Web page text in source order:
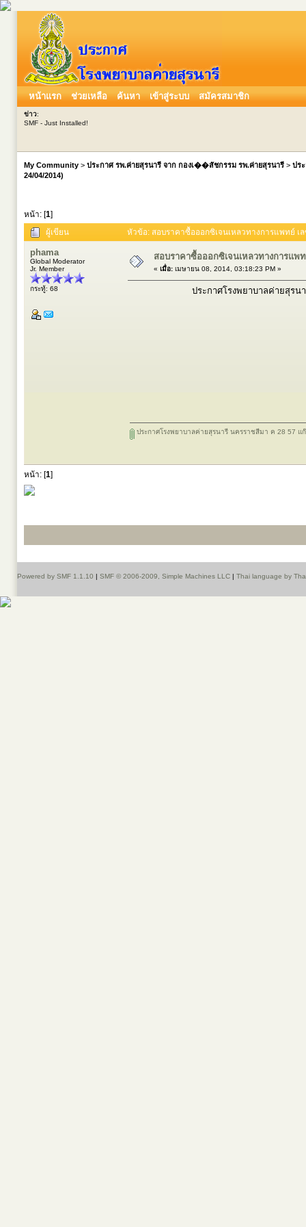
หน้าแรก ช่วยเหลือ ค้นหา เข้าสู่ระบบ สมัครสมาชิก
ข่าว:
SMF - Just Installed!
My Community > ประกาศ รพ.ค่ายสุรนารี จาก กองเ��สัชกรรม รพ.ค่ายสุรนารี > ปร
24/04/2014)
หน้า: [1]
ผู้เขียน
หัวข้อ: สอบราคาซื้อออกซิเจนเหลวทางการแพทย์ เ
phama
Global Moderator
Jr. Member
กระทู้: 68
สอบราคาซื้อออกซิเจนเหลวทางการแพ
« เมื่อ: เมษายน 08, 2014, 03:18:23 PM »
ประกาศโรงพยาบาลค่ายสุรน
ประกาศโรงพยาบาลค่ายสุรนารี นครราชสีมา ค 28 57 แ
หน้า: [1]
Powered by SMF 1.1.10 | SMF © 2006-2009, Simple Machines LLC | Thai language by